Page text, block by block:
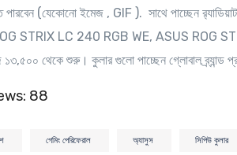
পারবেন (যেকোনো ইমেজ , GIF ). সাথে পাচ্ছেন
STRIX LC 240 RGB WE, ASUS ROG
থেকে শুরু। কুলার গুলো পাচ্ছেন গ্লোবাল ব্র্যান্ড
88
গেমিং পেরিফেরাল অ্যাসুস সিপিউ কুলার